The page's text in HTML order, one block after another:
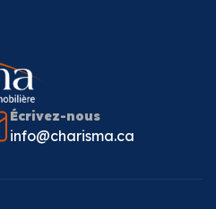
Écrivez-nous
info@charisma.ca